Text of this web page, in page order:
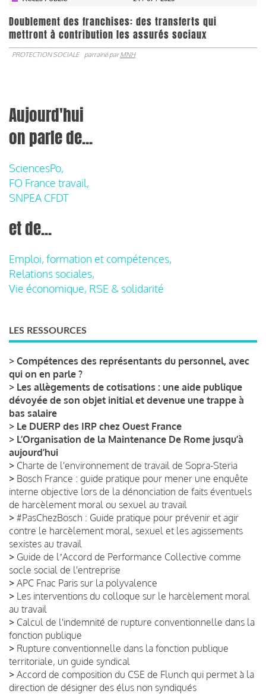
Doublement des franchises: des transferts qui
mettront à contribution les assurés sociaux
PROTECTION SOCIALE parrainé parMNH
Aujourd'hui
on parle de...
SciencesPo,
FO France travail,
SNPEA CFDT
et de...
Emploi, formation et compétences,
Relations sociales,
Vie économique, RSE & solidarité
LES RESSOURCES
> Compétences des représentants du personnel, avec
qui on en parle ?
> Les allègements de cotisations : une aide publique
dévoyée de son objet initial et devenue une trappe à
bas salaire
> Le DUERP des IRP chez Ouest France
> L’Organisation de la Maintenance De Rome jusqu’à
aujourd’hui
> Charte de l'environnement de travail de Sopra-Steria
> Bosch France : guide pratique pour mener une enquête
interne objective lors de la dénonciation de faits éventuels
de harcèlement moral ou sexuel au travail
> #PasChezBosch : Guide pratique pour prévenir et agir
contre le harcèlement moral, sexuel et les agissements
sexistes au travail
> Guide de lʼAccord de Performance Collective comme
socle social de l'entreprise
> APC Fnac Paris sur la polyvalence
> Les interventions du colloque sur le harcèlement moral
au travail
> Calcul de l'indemnité de rupture conventionnelle dans la
fonction publique
> Rupture conventionnelle dans la fonction publique
territoriale, un guide syndical
> Accord de composition du CSE de Flunch qui permet à la
direction de désigner des élus non syndiqués